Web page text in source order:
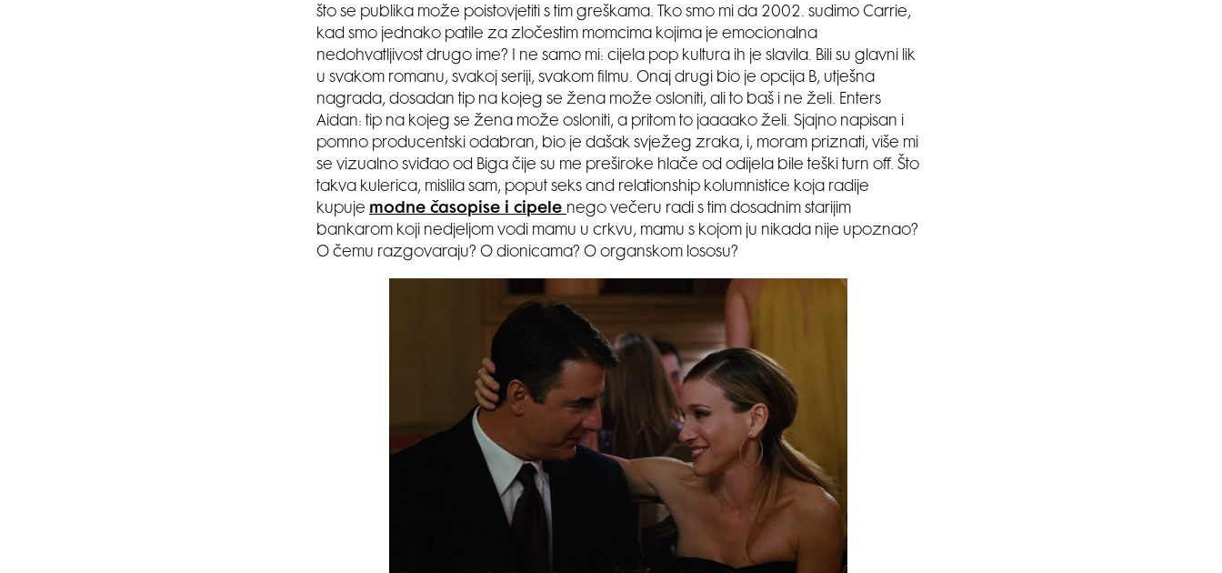
što se publika može poistovjetiti s tim greškama. Tko smo mi da 2002. sudimo Carrie,
kad smo jednako patile za zločestim momcima kojima je emocionalna
nedohvatljivost drugo ime? I ne samo mi: cijela pop kultura ih je slavila. Bili su glavni lik
u svakom romanu, svakoj seriji, svakom filmu. Onaj drugi bio je opcija B, utješna
nagrada, dosadan tip na kojeg se žena može osloniti, ali to baš i ne želi. Enters
Aidan: tip na kojeg se žena može osloniti, a pritom to jaaaako želi. Sjajno napisan i
pomno producentski odabran, bio je dašak svježeg zraka, i, moram priznati, više mi
se vizualno sviđao od Biga čije su me preširoke hlače od odijela bile teški turn off. Što
takva kulerica, mislila sam, poput seks and relationship kolumnistice koja radije
kupuje modne časopise i cipele nego večeru radi s tim dosadnim starijim
bankarom koji nedjeljom vodi mamu u crkvu, mamu s kojom ju nikada nije upoznao?
O čemu razgovaraju? O dionicama? O organskom lososu?